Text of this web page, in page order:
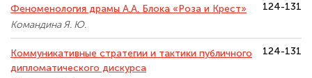
Феноменология драмы А.А. Блока «Роза и Крест»
Командина Я. Ю.
124-131
Коммуникативные стратегии и тактики публичного
дипломатического дискурса
124-131